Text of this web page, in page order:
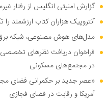
گزارش امنیتی انگلیس از رفتار
آنتروپیک هزاران کتاب ارزشمند
مدل‌های هوش مصنوعی، شبکه برق
فراخوان دریافت نظر‌های تخصصی
در مجتمع‌های مسکونی
«عصر جدید بر حکمرانی فضای
آمریکا و رقابت در فضای فجازی